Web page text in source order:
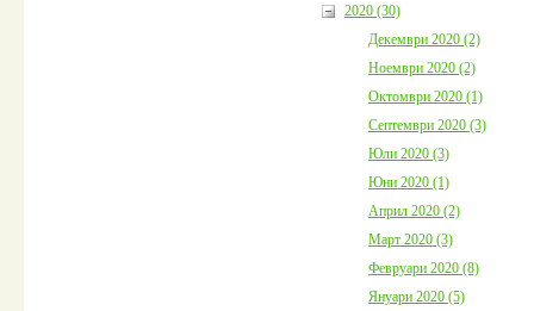
2020 (30)
Декември 2020 (2)
Ноември 2020 (2)
Октомври 2020 (1)
Септември 2020 (3)
Юли 2020 (3)
Юни 2020 (1)
Април 2020 (2)
Март 2020 (3)
Февруари 2020 (8)
Януари 2020 (5)